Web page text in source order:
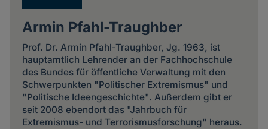
Armin Pfahl-Traughber
Prof. Dr. Armin Pfahl-Traughber, Jg. 1963, ist
hauptamtlich Lehrender an der Fachhochschule
des Bundes für öffentliche Verwaltung mit den
Schwerpunkten "Politischer Extremismus" und
"Politische Ideengeschichte". Außerdem gibt er
seit 2008 ebendort das "Jahrbuch für
Extremismus- und Terrorismusforschung" heraus.